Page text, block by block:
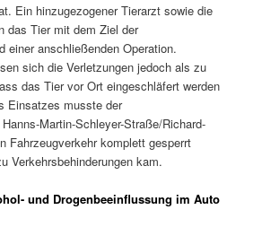
Ein hinzugezogener Tierarzt sowie die
das Tier mit dem Ziel der
einer anschließenden Operation.
sich die Verletzungen jedoch als zu
das Tier vor Ort eingeschläfert werden
Einsatzes musste der
Martin-Schleyer-Straße/Richard-
Fahrzeugverkehr komplett gesperrt
Verkehrsbehinderungen kam.
und Drogenbeeinflussung im Auto